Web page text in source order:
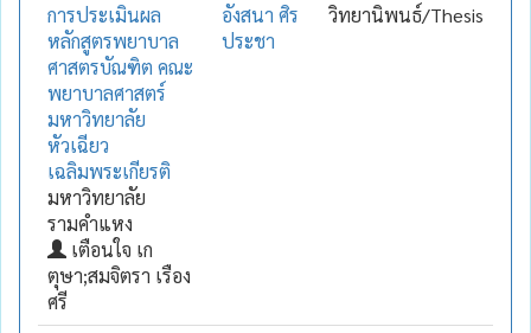
การประเมินผล
หลักสูตรพยาบาล
ศาสตรบัณฑิต คณะ
พยาบาลศาสตร์
มหาวิทยาลัย
หัวเฉียว
เฉลิมพระเกียรติ
มหาวิทยาลัย
รามคำแหง
เตือนใจ เก
ตุษา;สมจิตรา เรือง
ศรี
อังสนา ศิร
ประชา
วิทยานิพนธ์/Thesis